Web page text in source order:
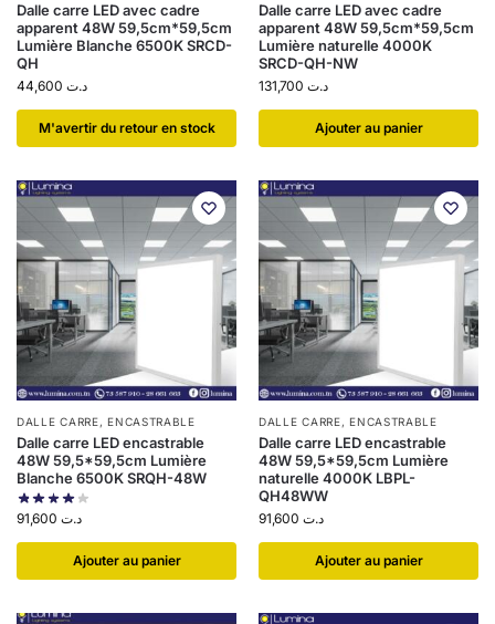
Dalle carre LED avec cadre
apparent 48W 59,5cm*59,5cm
Lumière Blanche 6500K SRCD-
QH
د.ت
​M'avertir du retour en stock
Dalle carre LED avec cadre
apparent 48W 59,5cm*59,5cm
Lumière naturelle 4000K
SRCD-QH-NW
د.ت
Ajouter au panier
DALLE CARRE,ENCASTRABLE
Dalle carre LED encastrable
48W 59,5*59,5cm Lumière
Blanche 6500K SRQH-48W
د.ت
Ajouter au panier
DALLE CARRE,ENCASTRABLE
Dalle carre LED encastrable
48W 59,5*59,5cm Lumière
naturelle 4000K LBPL-
QH48WW
د.ت
Ajouter au panier